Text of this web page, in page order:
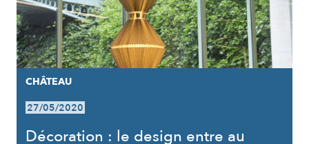
CHÂTEAU
27/05/2020
Décoration : le design entre au